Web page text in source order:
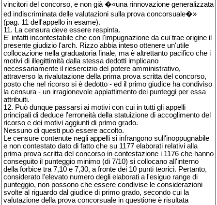
vincitori del concorso, e non già �«una rinnovazione generalizzata
ed indiscriminata delle valutazioni sulla prova concorsuale�»
(pag. 11 dell'appello in esame).
11. La censura deve essere respinta.
E' infatti incontestabile che con l'impugnazione da cui trae origine il
presente giudizio l'arch. Rizzo abbia inteso ottenere un'utile
collocazione nella graduatoria finale, ma è altrettanto pacifico che i
motivi di illegittimità dalla stessa dedotti implicano
necessariamente il riesercizio del potere amministrativo,
attraverso la rivalutazione della prima prova scritta del concorso,
posto che nel ricorso si è dedotto - ed il primo giudice ha condiviso
la censura - un irragionevole appiattimento dei punteggi per essa
attribuiti.
12. Può dunque passarsi ai motivi con cui in tutti gli appelli
principali di deduce l'erroneità della statuizione di accoglimento del
ricorso e dei motivi aggiunti di primo grado.
Nessuno di questi può essere accolto.
Le censure contenute negli appelli si infrangono sull'inoppugnabile
e non contestato dato di fatto che su 1177 elaborati relativi alla
prima prova scritta del concorso in contestazione i 1176 che hanno
conseguito il punteggio minimo (di 7/10) si collocano all'interno
della forbice tra 7,10 e 7,30, a fronte dei 10 punti teorici. Pertanto,
considerato l'elevato numero degli elaborati a l'esiguo range di
punteggio, non possono che essere condivise le considerazioni
svolte al riguardo dal giudice di primo grado, secondo cui la
valutazione della prova concorsuale in questione è risultata